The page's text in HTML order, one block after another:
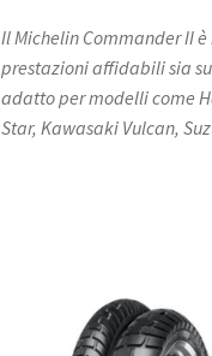
Il Michelin Commander II
prestazioni affidabili sia
adatto per modelli come
Star, Kawasaki Vulcan,